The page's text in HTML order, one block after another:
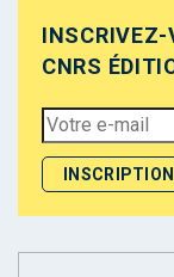
INSCRIVEZ-
CNRS